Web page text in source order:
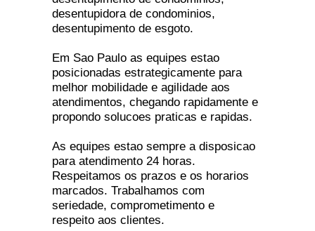
desentupidora de condominios,
desentupimento de esgoto.
Em Sao Paulo as equipes estao
posicionadas estrategicamente para
melhor mobilidade e agilidade aos
atendimentos, chegando rapidamente e
propondo solucoes praticas e rapidas.
As equipes estao sempre a disposicao
para atendimento 24 horas.
Respeitamos os prazos e os horarios
marcados. Trabalhamos com
seriedade, comprometimento e
respeito aos clientes.